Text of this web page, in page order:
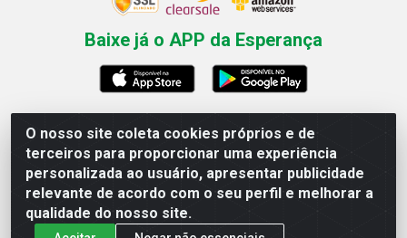
O nosso site coleta cookies próprios e de
terceiros para proporcionar uma experiência
personalizada ao usuário, apresentar publicidade
relevante de acordo com o seu perfil e melhorar a
qualidade do nosso site.
Baixe já o APP da Esperança
Esperança Nordeste - Rua Professor Caldas Filho, 291 -
Estância - Recife / PE CEP: 50771-335 - CNPJ
03.666.136/0001-23